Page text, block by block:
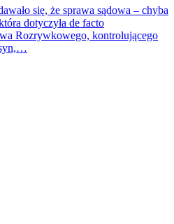
się, że sprawa sądowa – chyba
dotyczyła de facto
Rozrywkowego, kontrolującego